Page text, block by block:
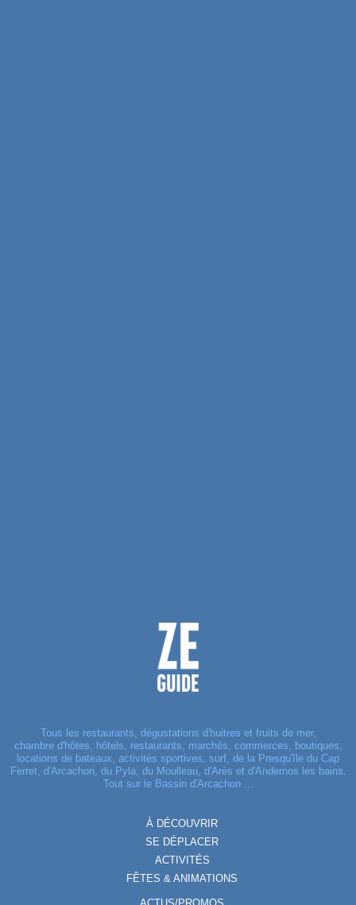
Tous les restaurants, dégustations d'huitres et fruits de mer,
chambre d'hôtes, hôtels, restaurants, marchés, commerces, boutiques,
locations de bateaux, activités sportives, surf, de la Presqu'île du Cap
Ferret, d'Arcachon, du Pyla, du Moulleau, d'Arès et d'Andernos les bains.
Tout sur le Bassin d'Arcachon ...
À DÉCOUVRIR
SE DÉPLACER
ACTIVITÉS
FÊTES & ANIMATIONS